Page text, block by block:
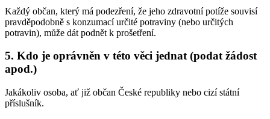
Každý občan, který má podezření, že jeho zdravotní potíže souvisí
pravděpodobně s konzumací určité potraviny (nebo určitých
potravin), může dát podnět k prošetření.
5. Kdo je oprávněn v této věci jednat (podat žádost
apod.)
Jakákoliv osoba, ať již občan České republiky nebo cizí státní
příslušník.